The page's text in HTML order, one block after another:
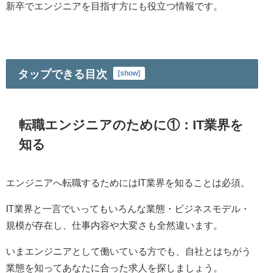
新卒でエンジニアを目指す方にも役立つ情報です。
タップできる目次 [show]
転職エンジニアのために①：IT業界を
知る
エンジニアへ転職するためにはIT業界を知ることは必須。
IT業界と一言でいってもいろんな業態・ビジネスモデル・
規模が存在し、仕事内容や大変さも全然違います。
いまエンジニアとして働いている方でも、自社とはちがう
業態を知ってあなたに合った求人を探しましょう。